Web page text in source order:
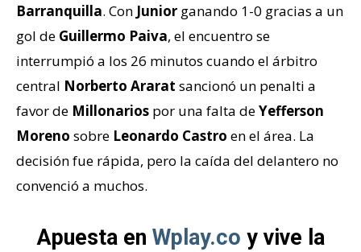
Barranquilla. Con Junior ganando 1-0 gracias a un
gol de Guillermo Paiva, el encuentro se
interrumpió a los 26 minutos cuando el árbitro
central Norberto Ararat sancionó un penalti a
favor de Millonarios por una falta deYefferson
Moreno sobre Leonardo Castro en el área. La
decisión fue rápida, pero la caída del delantero no
convenció a muchos.
Apuesta en Wplay.co y vive la